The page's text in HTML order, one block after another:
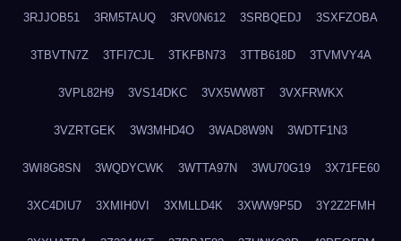
3RJJOB51 3RM5TAUQ 3RV0N612 3SRBQEDJ 3SXFZOBA
3TBVTN7Z 3TFI7CJL 3TKFBN73 3TTB618D 3TVMVY4A
3VPL82H9 3VS14DKC 3VX5WW8T 3VXFRWKX
3VZRTGEK 3W3MHD4O 3WAD8W9N 3WDTF1N3
3WI8G8SN 3WQDYCWK 3WTTA97N 3WU70G19 3X71FE60
3XC4DIU7 3XMIH0VI 3XMLLD4K 3XWW9P5D 3Y2Z2FMH